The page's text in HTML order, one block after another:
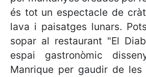
és tot un espectacle de
lava i paisatges lunars.
sopar al restaurant "El
espai gastronòmic
Manrique per gaudir de